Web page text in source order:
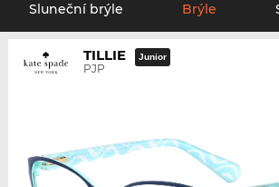
Sluneční brýle Brýle
TILLIE
PJP
Junior